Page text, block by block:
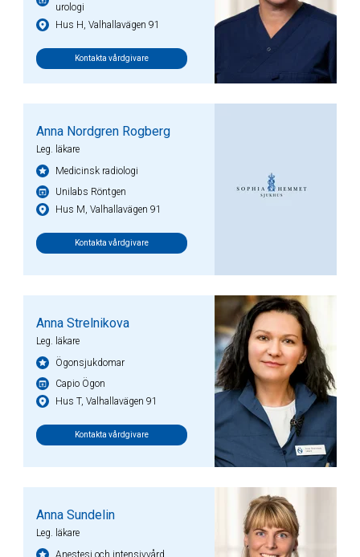
urologi
Hus H, Valhallavägen 91
Kontakta vårdgivare
Anna Nordgren Rogberg
Leg. läkare
Medicinsk radiologi
Unilabs Röntgen
Hus M, Valhallavägen 91
Kontakta vårdgivare
Anna Strelnikova
Leg. läkare
Ögonsjukdomar
Capio Ögon
Hus T, Valhallavägen 91
Kontakta vårdgivare
Anna Sundelin
Leg. läkare
Anestesi och intensivvård